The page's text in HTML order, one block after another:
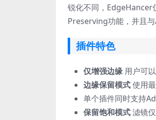
锐化不同，EdgeHancer
Preserving功能，并且
插件特色
仅增强边缘 用户可
边缘保留模式使用
单个插件同时支持
保留饱和模式滤镜